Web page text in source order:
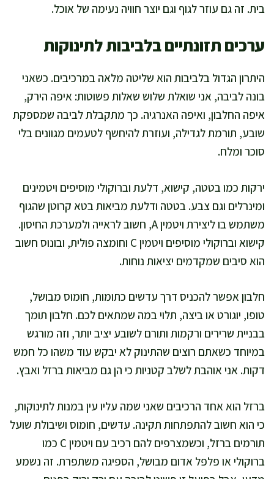
בית. זה גם עוזר לגוף וגם יוצר חוויה נעימה של אוכל.
ערכים תזונתיים בלביבות לתינוקות
היתרון הגדול בלביבות הוא שליטה מלאה במרכיבים. כשאני
בונה לביבה, אני שואלת שלוש שאלות פשוטות: איפה הירק,
איפה החלבון, ואיפה האנרגיה. כך מתקבלת לביבה שמספקת
שובע, תורמת לגדילה, ועוזרת להיחשף לטעמים מגוונים בלי
סוכר ומלח.
ירקות כמו בטטה, קישוא, דלעת וברוקולי מוסיפים ויטמינים
ומינרלים וגם צבע. בטטה ודלעת מביאות בטא קרוטן שהגוף
משתמש בו ליצירת ויטמין A, חשוב לראייה ולמערכת החיסון.
קישוא וברוקולי מוסיפים ויטמין C וחומצה פולית, ובונוס חשוב
הוא סיבים שמקדמים יציאות נוחות.
חלבון אפשר להכניס דרך עדשים כתומות, חומוס מבושל,
טופו, יוגורט או ביצה, תלוי במה שמתאים לכם. חלבון תומך
בבניית שרירים ורקמות ותורם לשובע יציב יותר, וזה מורגש
במיוחד כשאתם רוצים שהתינוק לא יבקש עוד משהו כל חמש
דקות. אני אוהבת לשלב קטניות כי הן גם מביאות ברזל ואבץ.
ברזל הוא אחד הרכיבים שאני שמה עליו עין במנות לתינוקות,
כי הוא חשוב להתפתחות תקינה. עדשים, חומוס ושיבולת שועל
תורמים ברזל, וכשמצרפים להם רכיב עם ויטמין C כמו
ברוקולי או פלפל אדום מבושל, הספיגה משתפרת. זה נשמע